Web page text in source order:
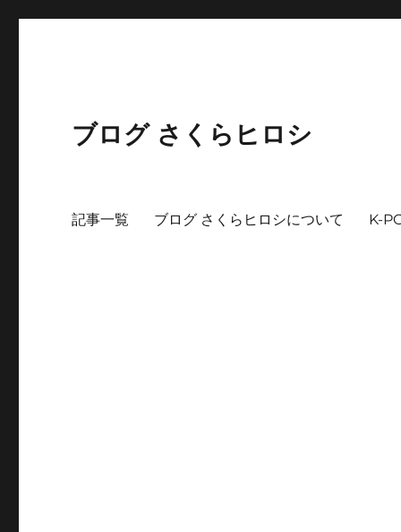
ブログ さくらヒロシ
記事一覧 ブログ さくらヒロシについて K-